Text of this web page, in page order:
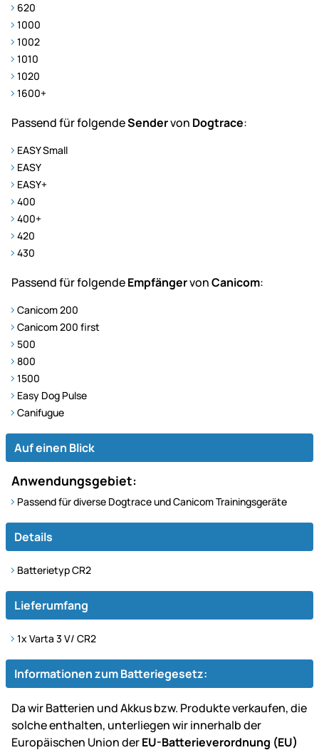
620
1000
1002
1010
1020
1600+
Passend für folgendeSendervon Dogtrace:
EASY Small
EASY
EASY+
400
400+
420
430
Passend für folgendeEmpfängervonCanicom:
Canicom 200
Canicom 200 first
500
800
1500
Easy Dog Pulse
Canifugue
Auf einen Blick
Anwendungsgebiet:
Passend für diverse Dogtrace und Canicom Trainingsgeräte
Details
Batterietyp CR2
Lieferumfang
1x Varta 3 V/ CR2
Informationen zum Batteriegesetz:
Da wir Batterien und Akkus bzw. Produkte verkaufen, die
solche enthalten, unterliegen wir innerhalb der
Europäischen Union derEU-Batterieverordnung (EU)